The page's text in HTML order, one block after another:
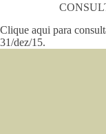
Clique aqui para
31/dez/15.